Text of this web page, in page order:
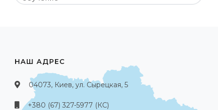
НАШ АДРЕС
04073, Киев, ул. Сырецкая, 5
+380 (67) 327-5977 (КС)